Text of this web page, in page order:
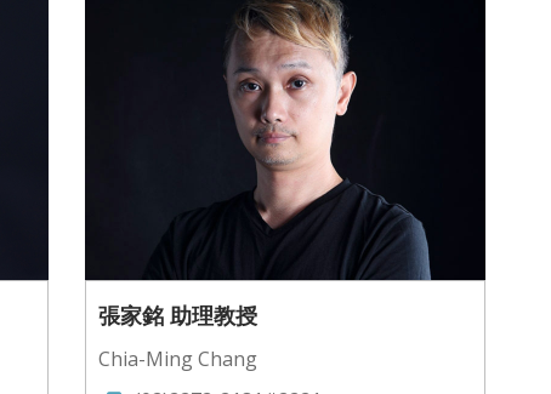
張家銘 助理教授
Chia-Ming Chang